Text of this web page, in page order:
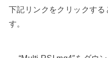
下記リンクをクリックする
す。